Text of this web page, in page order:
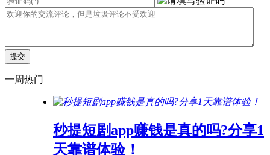
一周热门
秒提短剧app赚钱是真的吗?分享1
天靠谱体验！